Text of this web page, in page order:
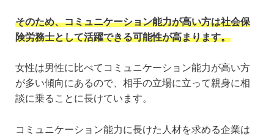
そのため、コミュニケーション能力が高い方は社会保
険労務士として活躍できる可能性が高まります。
女性は男性に比べてコミュニケーション能力が高い方
が多い傾向にあるので、相手の立場に立って親身に相
談に乗ることに長けています。
コミュニケーション能力に長けた人材を求める企業は